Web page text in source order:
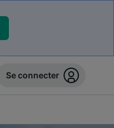
Se connecter